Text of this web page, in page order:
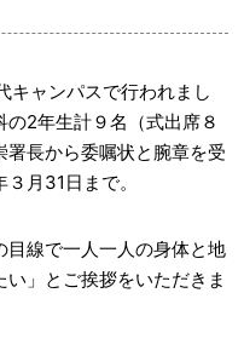
ャンパスで行われまし
2年生計９名（式出席８
長から委嘱状と腕章を受
月31日まで。
線で一人一人の身体と地
」とご挨拶をいただきま